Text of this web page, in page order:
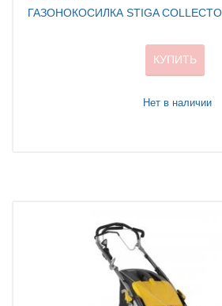
ГАЗОНОКОСИЛКА STIGA
КУПИТЬ
Нет в наличии